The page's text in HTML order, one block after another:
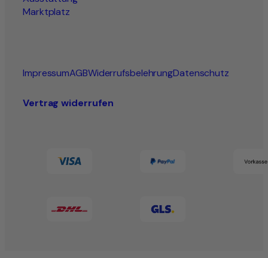
Marktplatz
ImpressumAGBWiderrufsbelehrungDatenschutz
Vertrag widerrufen